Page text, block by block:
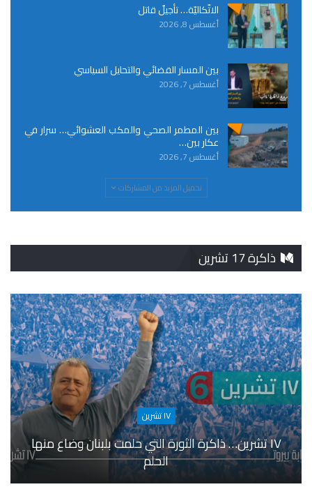
الاتّكاليّة… تأجيلٌ قاتل
أغسطس 8, 2026
بين المسار القضائي والتحايل السياسي
أغسطس 7, 2026
بين المطمر الصحي والمكب العشوائي… سرار في
عكار بين…
أغسطس 7, 2026
تحميل المزيد من المشاركات
ذاكرة 17 تشرين
١٧ تشرين
١٧ تشرين… ذاكرة الثورة التي حلمت بلبنان وضاع منها
الحلم